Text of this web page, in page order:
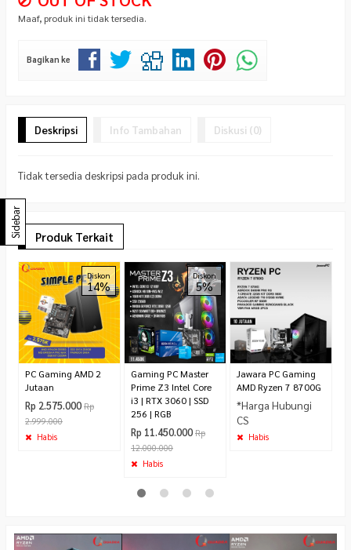
Maaf, produk ini tidak tersedia.
Bagikan ke
Deskripsi Info Tambahan Diskusi (0)
Tidak tersedia deskripsi pada produk ini.
Produk Terkait
Diskon
14%
PC Gaming AMD 2
Jutaan
Rp 2.575.000 Rp
2.999.000
Habis
Diskon
5%
Gaming PC Master
Prime Z3 Intel Core
i3 | RTX 3060 | SSD
256 | RGB
Rp 11.450.000 Rp
12.000.000
Habis
Jawara PC Gaming
AMD Ryzen 7 8700G
*Harga Hubungi
CS
Habis
Sidebar